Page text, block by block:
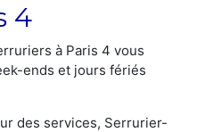
4
à Paris 4 vous
ends et jours fériés
des services, Serrurier-